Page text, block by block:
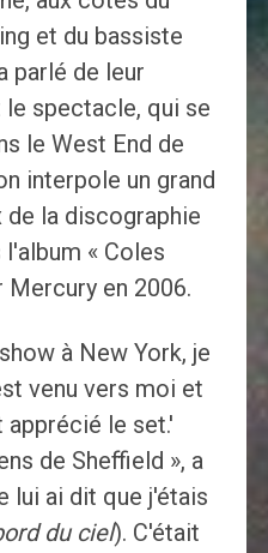
et du bassiste
parlé de leur
spectacle, qui se
le West End de
interpole un grand
la discographie
« Coles
Mercury en 2006.
à New York, je
venu vers moi et
apprécié le set.'
de Sheffield », a
lui ai dit que j'étais
du ciel). C'était